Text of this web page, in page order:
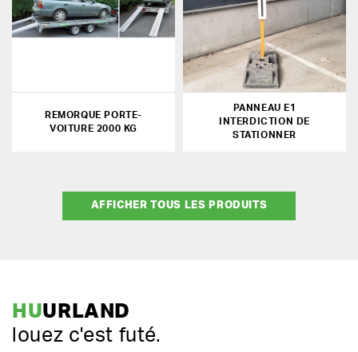
REMORQUE PORTE-
VOITURE 2000 KG
PANNEAU E1
INTERDICTION DE
STATIONNER
AFFICHER TOUS LES PRODUITS
HUURLAND
louez c'est futé.